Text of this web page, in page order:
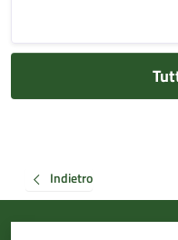
Indietro